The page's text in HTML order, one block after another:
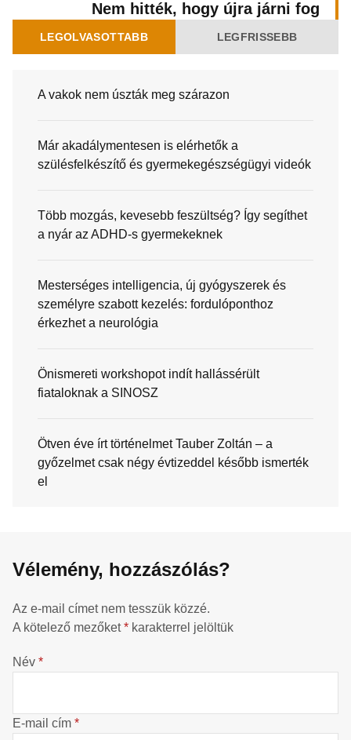
Nem hitték, hogy újra járni fog
LEGOLVASOTTABB LEGFRISSEBB
A vakok nem úszták meg szárazon
Már akadálymentesen is elérhetők a
szülésfelkészítő és gyermekegészségügyi videók
Több mozgás, kevesebb feszültség? Így segíthet
a nyár az ADHD-s gyermekeknek
Mesterséges intelligencia, új gyógyszerek és
személyre szabott kezelés: fordulóponthoz
érkezhet a neurológia
Önismereti workshopot indít hallássérült
fiataloknak a SINOSZ
Ötven éve írt történelmet Tauber Zoltán – a
győzelmet csak négy évtizeddel később ismerték
el
Vélemény, hozzászólás?
Az e-mail címet nem tesszük közzé.
A kötelező mezőket* karakterrel jelöltük
Név *
E-mail cím *